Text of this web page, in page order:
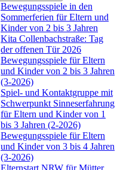
Bewegungsspiele in den
Sommerferien für Eltern und
Kinder von 2 bis 3 Jahren
Kita Collenbachstraße: Tag
der offenen Tür 2026
Bewegungsspiele für Eltern
und Kinder von 2 bis 3 Jahren
(3-2026)
Spiel- und Kontaktgruppe mit
Schwerpunkt Sinneserfahrung
für Eltern und Kinder von 1
bis 3 Jahren (2-2026)
Bewegungsspiele für Eltern
und Kinder von 3 bis 4 Jahren
(3-2026)
Elternstart NRW für Mütter